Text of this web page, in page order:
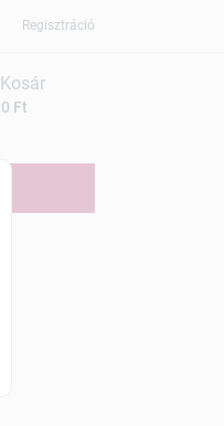
Regisztráció
0 Ft
Kosár